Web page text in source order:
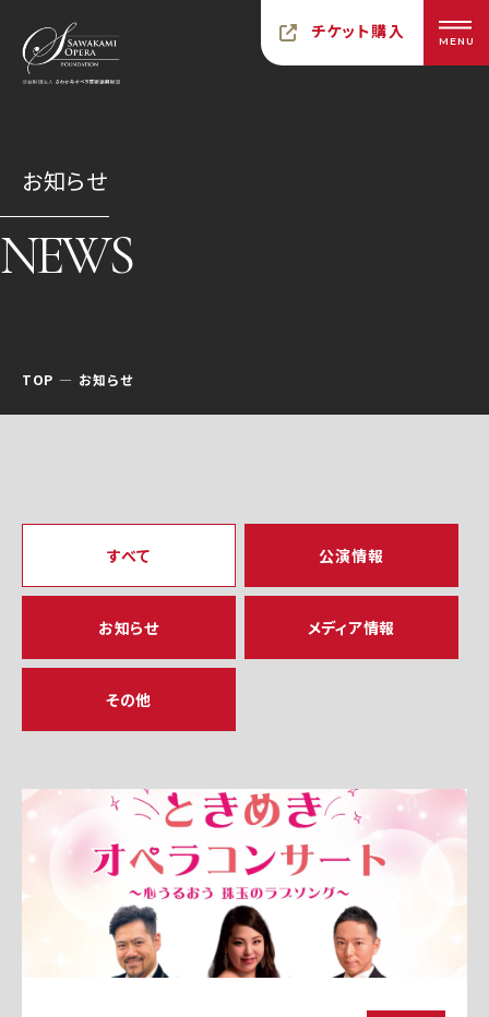
チケット購入 MENU
お知らせ
NEWS
TOP お知らせ
すべて 公演情報
お知らせ メディア情報
その他